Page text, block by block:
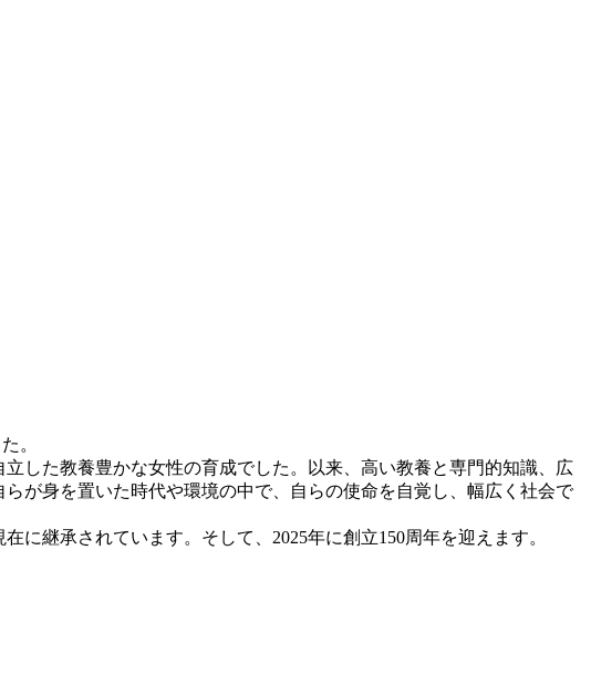
。
した教養豊かな女性の育成でした。以来、高い教養と専門的知識、広
が身を置いた時代や環境の中で、自らの使命を自覚し、幅広く社会で
継承されています。そして、2025年に創立150周年を迎えます。